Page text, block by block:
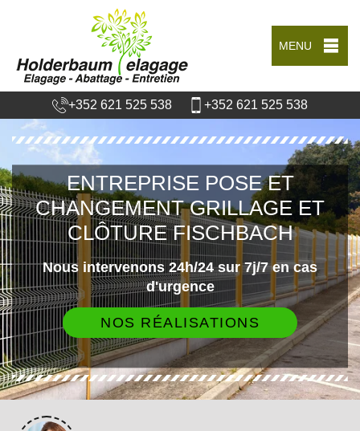
MENU
+352 621 525 538 +352 621 525 538
ENTREPRISE POSE ET
CHANGEMENT GRILLAGE ET
CLÔTURE FISCHBACH
Nous intervenons 24h/24 sur 7j/7 en cas
d'urgence
NOS RÉALISATIONS